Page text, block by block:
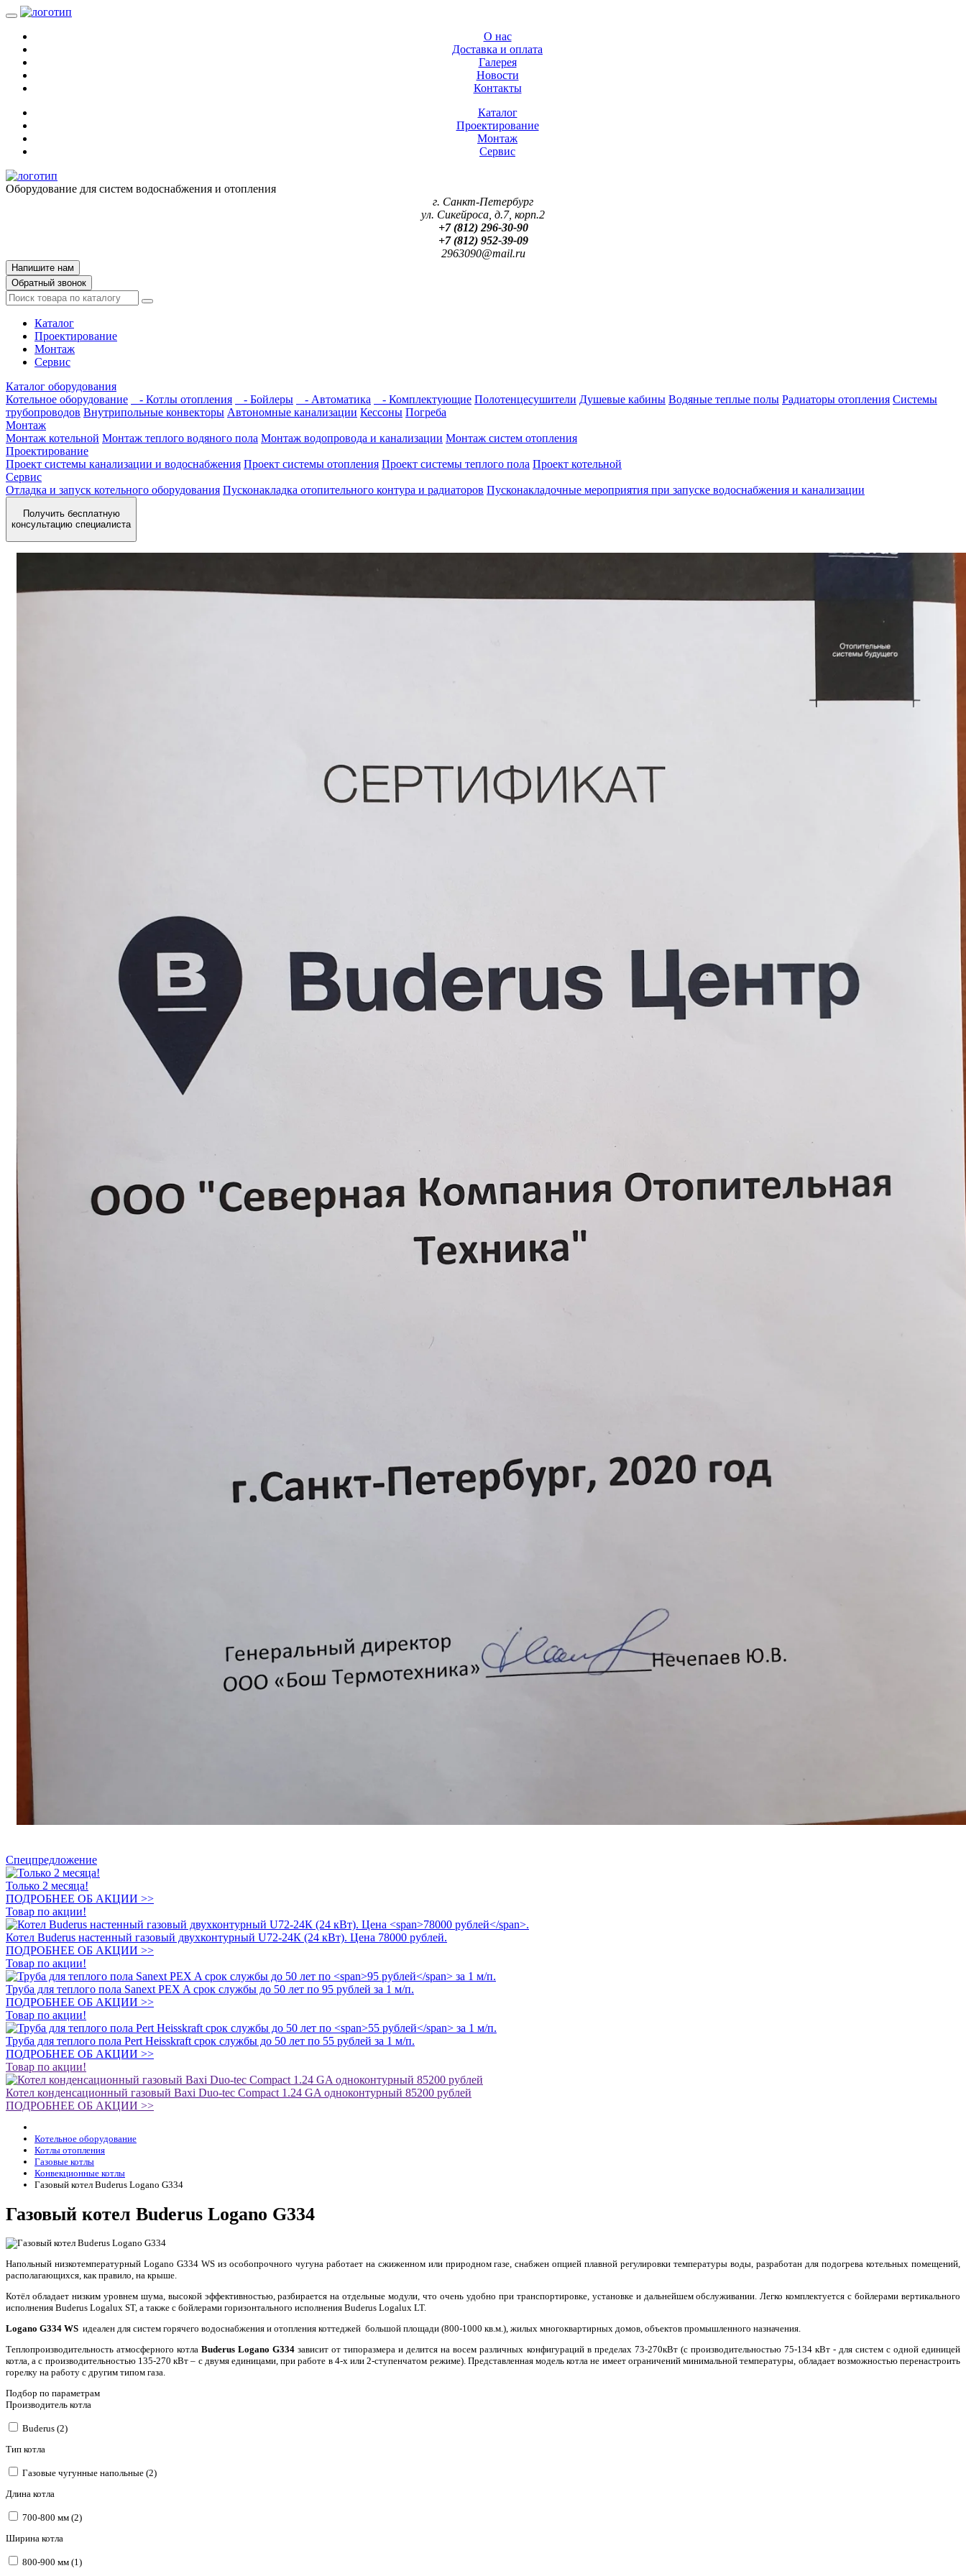
О нас
Доставка и оплата
Галерея
Новости
Контакты
Каталог
Проектирование
Монтаж
Сервис
Оборудование для систем водоснабжения и отопления
г. Санкт-Петербург
ул. Сикейроса, д.7, корп.2
+7 (812) 296-30-90
+7 (812) 952-39-09
2963090@mail.ru
Напишите нам
Обратный звонок
Каталог
Проектирование
Монтаж
Сервис
Каталог оборудования
Котельное оборудование
- Котлы отопления - Бойлеры - Автоматика - Комплектующие Полотенцесушители Душевые кабины Водяные теплые полы Радиаторы отопления Системы
трубопроводов Внутрипольные конвекторы Автономные канализации Кессоны Погреба
Монтаж
Монтаж котельной Монтаж теплого водяного пола Монтаж водопровода и канализации Монтаж систем отопления
Проектирование
Проект системы канализации и водоснабжения Проект системы отопления Проект системы теплого пола Проект котельной
Сервис
Отладка и запуск котельного оборудования Пусконакладка отопительного контура и радиаторов Пусконакладочные мероприятия при запуске водоснабжения и канализации
Получить бесплатную
консультацию специалиста
Спецпредложение
Только 2 месяца!
ПОДРОБНЕЕ ОБ АКЦИИ >>
Товар по акции!
Котел Buderus настенный газовый двухконтурный U72-24К (24 кВт). Цена 78000 рублей.
ПОДРОБНЕЕ ОБ АКЦИИ >>
Товар по акции!
Труба для теплого пола Sanext PEX A срок службы до 50 лет по 95 рублей за 1 м/п.
ПОДРОБНЕЕ ОБ АКЦИИ >>
Товар по акции!
Труба для теплого пола Pert Heisskraft срок службы до 50 лет по 55 рублей за 1 м/п.
ПОДРОБНЕЕ ОБ АКЦИИ >>
Товар по акции!
Котел конденсационный газовый Baxi Duo-tec Compact 1.24 GA одноконтурный 85200 рублей
ПОДРОБНЕЕ ОБ АКЦИИ >>
Котельное оборудование
Котлы отопления
Газовые котлы
Конвекционные котлы
Газовый котел Buderus Logano G334
Газовый котел Buderus Logano G334
Напольный низкотемпературный Logano G334 WS из особопрочного чугуна работает на сжиженном или природном газе, снабжен опцией плавной регулировки температуры воды, разработан для подогрева котельных помещений,
располагающихся, как правило, на крыше.
Котёл обладает низким уровнем шума, высокой эффективностью, разбирается на отдельные модули, что очень удобно при транспортировке, установке и дальнейшем обслуживании. Легко комплектуется с бойлерами вертикального
исполнения Buderus Logalux ST, а также с бойлерами горизонтального исполнения Buderus Logalux LT.
Logano G334 WS идеален для систем горячего водоснабжения и отопления коттеджей большой площади (800-1000 кв.м.), жилых многоквартирных домов, объектов промышленного назначения.
Теплопроизводительность атмосферного котла Buderus Logano G334 зависит от типоразмера и делится на восем различных конфигураций в пределах 73-270кВт (с производительностью 75-134 кВт - для систем с одной единицей
котла, а с производительностью 135-270 кВт – с двумя единицами, при работе в 4-х или 2-ступенчатом режиме). Представленная модель котла не имеет ограничений минимальной температуры, обладает возможностью перенастроить
горелку на работу с другим типом газа.
Подбор по параметрам
Производитель котла
Buderus (2)
Тип котла
Газовые чугунные напольные (2)
Длина котла
700-800 мм (2)
Ширина котла
800-900 мм (1)